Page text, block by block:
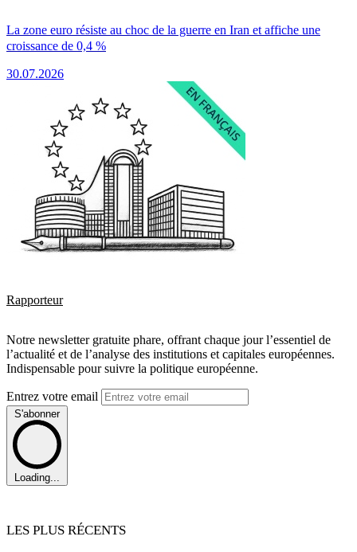
La zone euro résiste au choc de la guerre en Iran et affiche une
croissance de 0,4 %
30.07.2026
Rapporteur
Notre newsletter gratuite phare, offrant chaque jour l’essentiel de
l’actualité et de l’analyse des institutions et capitales européennes.
Indispensable pour suivre la politique européenne.
Entrez votre email
S'abonner
Loading...
LES PLUS RÉCENTS